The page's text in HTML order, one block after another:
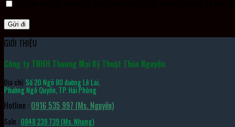
GIỚI THIỆU
Công ty TNHH Thương Mại Kỹ Thuật Thảo Nguyên
Địa chỉ:Số 20 Ngõ 80 đường Lê Lai,
Phường Ngô Quyền, TP. Hải Phòng
Hotline : 0916 535 997 (Ms. Nguyên)
Sale :0848 239 739 (Ms. Nhung)